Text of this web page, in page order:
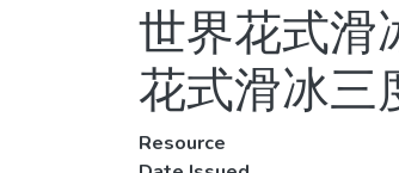
世界花式滑
花式滑冰三
Resource